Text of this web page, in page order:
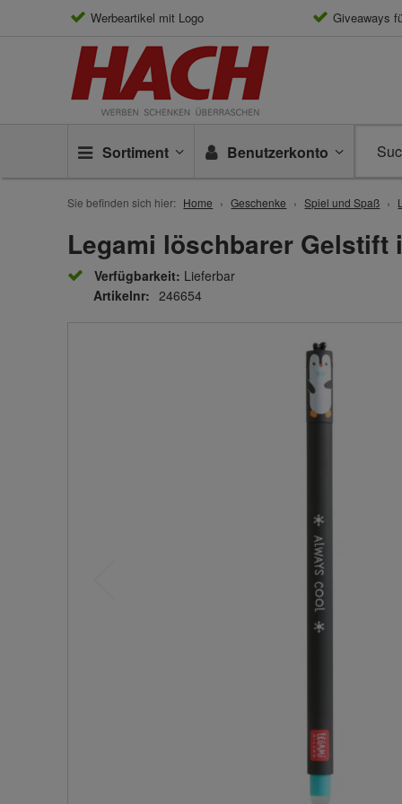
Werbeartikel mit Logo Giveaways
Sortiment Benutzerkonto
Sie befinden sich hier: Home Geschenke Spiel und Spaß
Legami löschbarer Gelstift
Verfügbarkeit: Lieferbar
Artikelnr: 246654